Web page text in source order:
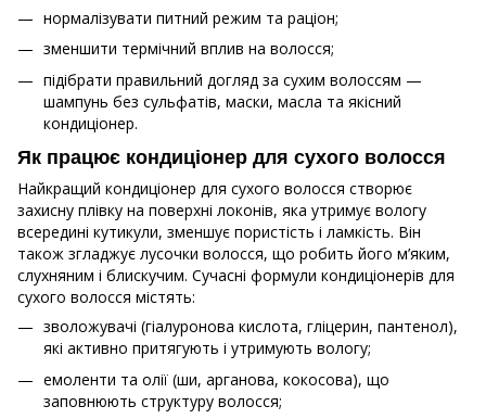
нормалізувати питний режим та раціон;
зменшити термічний вплив на волосся;
підібрати правильний догляд за сухим волоссям —
шампунь без сульфатів, маски, масла та якісний
кондиціонер.
Як працює кондиціонер для сухого волосся
Найкращий кондиціонер для сухого волосся створює
захисну плівку на поверхні локонів, яка утримує вологу
всередині кутикули, зменшує пористість і ламкість. Він
також згладжує лусочки волосся, що робить його м’яким,
слухняним і блискучим. Сучасні формули кондиціонерів для
сухого волосся містять:
зволожувачі (гіалуронова кислота, гліцерин, пантенол),
які активно притягують і утримують вологу;
емоленти та олії (ши, арганова, кокосова), що
заповнюють структуру волосся;